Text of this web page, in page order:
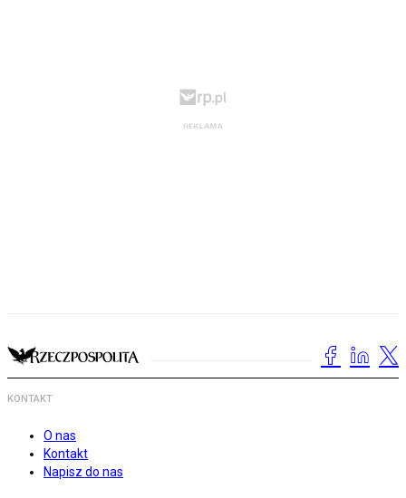
KONTAKT
O nas
Kontakt
Napisz do nas